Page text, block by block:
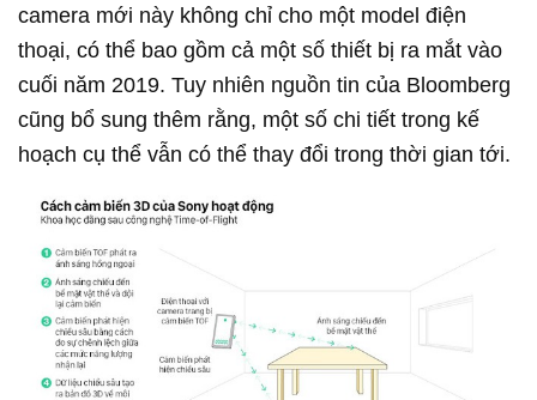
camera mới này không chỉ cho một model điện
thoại, có thể bao gồm cả một số thiết bị ra mắt vào
cuối năm 2019. Tuy nhiên nguồn tin của Bloomberg
cũng bổ sung thêm rằng, một số chi tiết trong kế
hoạch cụ thể vẫn có thể thay đổi trong thời gian tới.